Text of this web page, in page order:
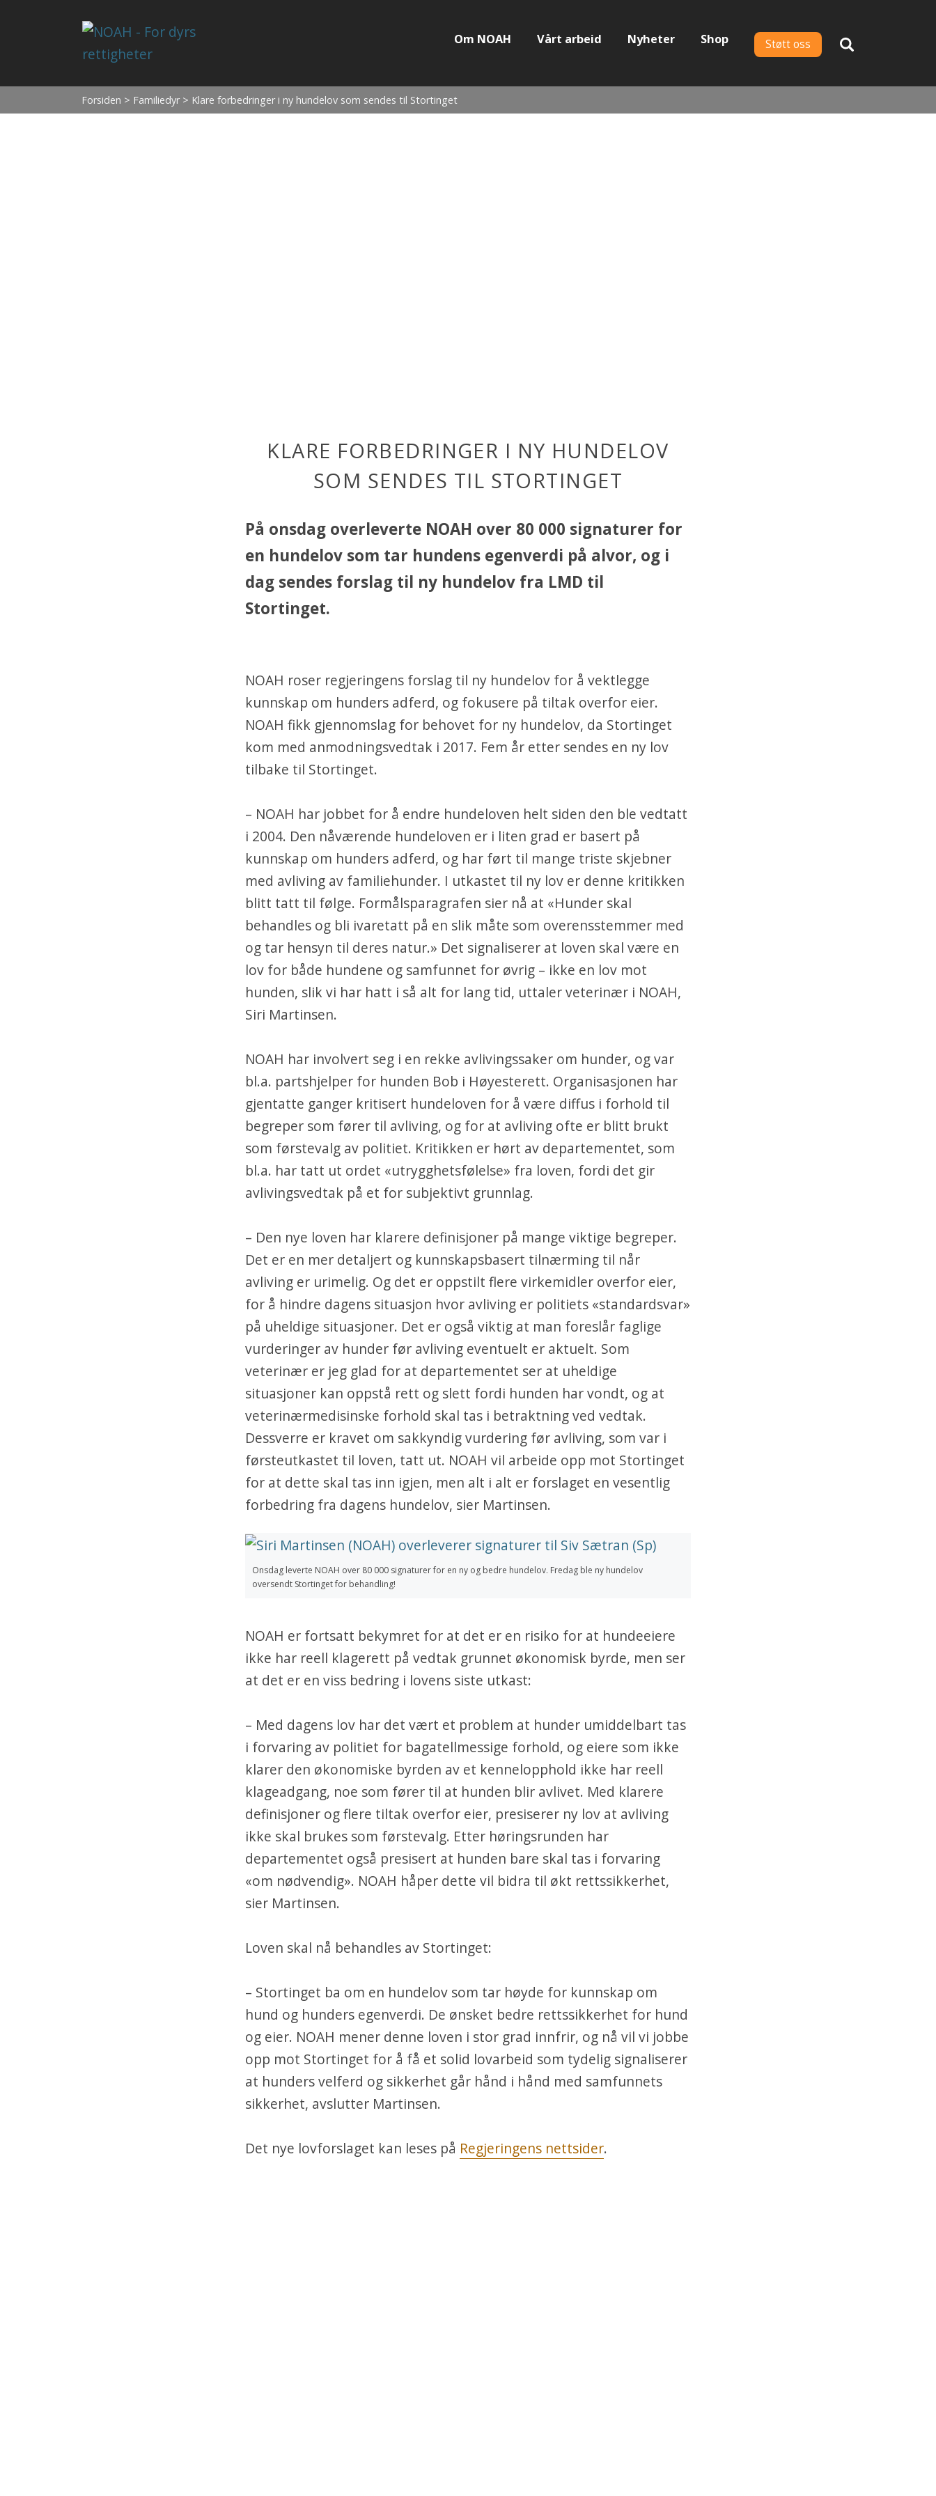
Støtt oss
Om NOAH Vårt arbeid Nyheter Shop
Forsiden > Familiedyr > Klare forbedringer i ny hundelov som sendes til Stortinget
KLARE FORBEDRINGER I NY HUNDELOV
SOM SENDES TIL STORTINGET
På onsdag overleverte NOAH over 80 000 signaturer for
en hundelov som tar hundens egenverdi på alvor, og i
dag sendes forslag til ny hundelov fra LMD til
Stortinget.
NOAH roser regjeringens forslag til ny hundelov for å vektlegge
kunnskap om hunders adferd, og fokusere på tiltak overfor eier.
NOAH fikk gjennomslag for behovet for ny hundelov, da Stortinget
kom med anmodningsvedtak i 2017. Fem år etter sendes en ny lov
tilbake til Stortinget.
– NOAH har jobbet for å endre hundeloven helt siden den ble vedtatt
i 2004. Den nåværende hundeloven er i liten grad er basert på
kunnskap om hunders adferd, og har ført til mange triste skjebner
med avliving av familiehunder. I utkastet til ny lov er denne kritikken
blitt tatt til følge. Formålsparagrafen sier nå at «Hunder skal
behandles og bli ivaretatt på en slik måte som overensstemmer med
og tar hensyn til deres natur.» Det signaliserer at loven skal være en
lov for både hundene og samfunnet for øvrig – ikke en lov mot
hunden, slik vi har hatt i så alt for lang tid, uttaler veterinær i NOAH,
Siri Martinsen.
NOAH har involvert seg i en rekke avlivingssaker om hunder, og var
bl.a. partshjelper for hunden Bob i Høyesterett. Organisasjonen har
gjentatte ganger kritisert hundeloven for å være diffus i forhold til
begreper som fører til avliving, og for at avliving ofte er blitt brukt
som førstevalg av politiet. Kritikken er hørt av departementet, som
bl.a. har tatt ut ordet «utrygghetsfølelse» fra loven, fordi det gir
avlivingsvedtak på et for subjektivt grunnlag.
– Den nye loven har klarere definisjoner på mange viktige begreper.
Det er en mer detaljert og kunnskapsbasert tilnærming til når
avliving er urimelig. Og det er oppstilt flere virkemidler overfor eier,
for å hindre dagens situasjon hvor avliving er politiets «standardsvar»
på uheldige situasjoner. Det er også viktig at man foreslår faglige
vurderinger av hunder før avliving eventuelt er aktuelt. Som
veterinær er jeg glad for at departementet ser at uheldige
situasjoner kan oppstå rett og slett fordi hunden har vondt, og at
veterinærmedisinske forhold skal tas i betraktning ved vedtak.
Dessverre er kravet om sakkyndig vurdering før avliving, som var i
førsteutkastet til loven, tatt ut. NOAH vil arbeide opp mot Stortinget
for at dette skal tas inn igjen, men alt i alt er forslaget en vesentlig
forbedring fra dagens hundelov, sier Martinsen.
Onsdag leverte NOAH over 80 000 signaturer for en ny og bedre hundelov. Fredag ble ny hundelov
oversendt Stortinget for behandling!
NOAH er fortsatt bekymret for at det er en risiko for at hundeeiere
ikke har reell klagerett på vedtak grunnet økonomisk byrde, men ser
at det er en viss bedring i lovens siste utkast:
– Med dagens lov har det vært et problem at hunder umiddelbart tas
i forvaring av politiet for bagatellmessige forhold, og eiere som ikke
klarer den økonomiske byrden av et kennelopphold ikke har reell
klageadgang, noe som fører til at hunden blir avlivet. Med klarere
definisjoner og flere tiltak overfor eier, presiserer ny lov at avliving
ikke skal brukes som førstevalg. Etter høringsrunden har
departementet også presisert at hunden bare skal tas i forvaring
«om nødvendig». NOAH håper dette vil bidra til økt rettssikkerhet,
sier Martinsen.
Loven skal nå behandles av Stortinget:
– Stortinget ba om en hundelov som tar høyde for kunnskap om
hund og hunders egenverdi. De ønsket bedre rettssikkerhet for hund
og eier. NOAH mener denne loven i stor grad innfrir, og nå vil vi jobbe
opp mot Stortinget for å få et solid lovarbeid som tydelig signaliserer
at hunders velferd og sikkerhet går hånd i hånd med samfunnets
sikkerhet, avslutter Martinsen.
Det nye lovforslaget kan leses på Regjeringens nettsider.